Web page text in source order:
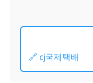
🔗 cj국제택배